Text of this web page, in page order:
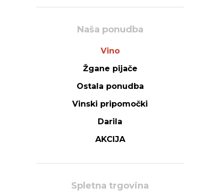
Naša ponudba
Vino
Žgane pijače
Ostala ponudba
Vinski pripomočki
Darila
AKCIJA
Spletna trgovina